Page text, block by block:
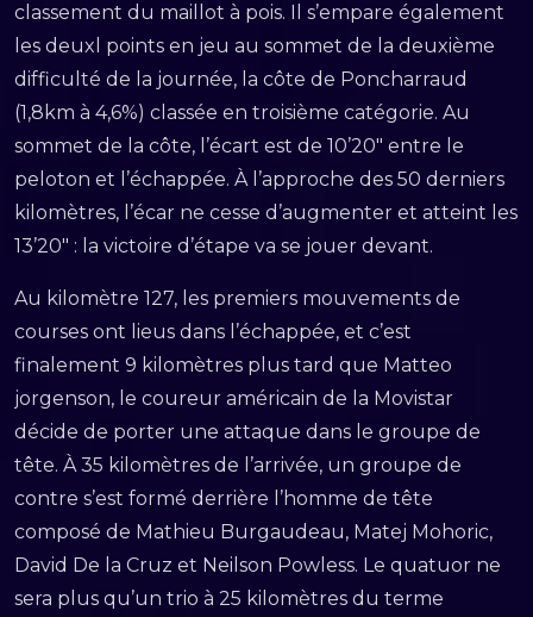
classement du maillot à pois. Il s’empare également
les deuxl points en jeu au sommet de la deuxième
difficulté de la journée, la côte de Poncharraud
(1,8km à 4,6%) classée en troisième catégorie. Au
sommet de la côte, l’écart est de 10’20″ entre le
peloton et l’échappée. À l’approche des 50 derniers
kilomètres, l’écar ne cesse d’augmenter et atteint les
13’20″ : la victoire d’étape va se jouer devant.
Au kilomètre 127, les premiers mouvements de
courses ont lieus dans l’échappée, et c’est
finalement 9 kilomètres plus tard que Matteo
jorgenson, le coureur américain de la Movistar
décide de porter une attaque dans le groupe de
tête. À 35 kilomètres de l’arrivée, un groupe de
contre s’est formé derrière l’homme de tête
composé de Mathieu Burgaudeau, Matej Mohoric,
David De la Cruz et Neilson Powless. Le quatuor ne
sera plus qu’un trio à 25 kilomètres du terme